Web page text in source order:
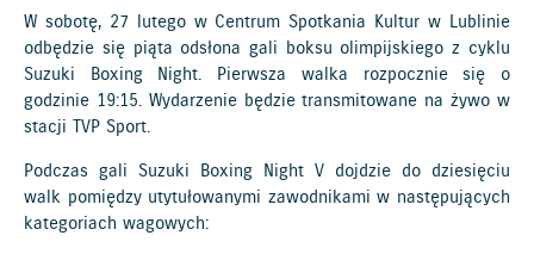
W sobotę, 27 lutego w Centrum Spotkania Kultur w Lublinie
odbędzie się piąta odsłona gali boksu olimpijskiego z cyklu
Suzuki Boxing Night. Pierwsza walka rozpocznie się o
godzinie 19:15. Wydarzenie będzie transmitowane na żywo w
stacji TVP Sport.
Podczas gali Suzuki Boxing Night V dojdzie do dziesięciu
walk pomiędzy utytułowanymi zawodnikami w następujących
kategoriach wagowych: